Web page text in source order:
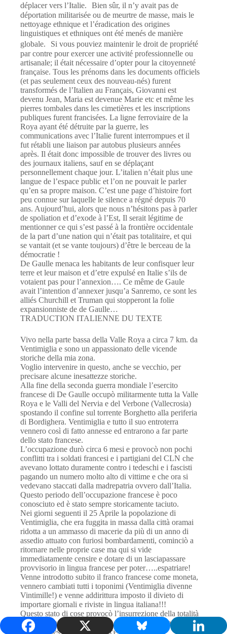
déplacer vers l’Italie. Bien sûr, il n’y avait pas de
déportation militarisée ou de meurtre de masse, mais le
nettoyage ethnique et l’éradication des origines
linguistiques et ethniques ont été menés de manière
globale. Si vous pouviez maintenir le droit de propriété
par contre pour exercer une activité professionnelle ou
artisanale; il était nécessaire d’opter pour la citoyenneté
française. Tous les prénoms dans les documents officiels
(et pas seulement ceux des nouveau-nés) furent
transformés de l’Italien au Français, Giovanni est
devenu Jean, Maria est devenue Marie etc et même les
pierres tombales dans les cimetières et les inscriptions
publiques furent francisées. La ligne ferroviaire de la
Roya ayant été détruite par la guerre, les
communications avec l’Italie furent interrompues et il
fut rétabli une liaison par autobus plusieurs années
après. Il était donc impossible de trouver des livres ou
des journaux italiens, sauf en se déplaçant
personnellement chaque jour. L’italien n’était plus une
langue de l’espace public et l’on ne pouvait le parler
qu’en sa propre maison. C’est une page d’histoire fort
peu connue sur laquelle le silence a régné depuis 70
ans. Aujourd’hui, alors que nous n’hésitons pas à parler
de spoliation et d’exode à l’Est, Il serait légitime de
mentionner ce qui s’est passé à la frontière occidentale
de la part d’une nation qui n’était pas totalitaire, et qui
se vantait (et se vante toujours) d’être le berceau de la
démocratie !
De Gaulle menaca les habitants de leur confisquer leur
terre et leur maison et d’etre expulsé en Italie s’ils de
votaient pas pour l’annexion…. Ce même de Gaule
avait l’intention d’annexer jusqu’a Sanremo, ce sont les
alliés Churchill et Truman qui stopperont la folie
expansionniste de de Gaulle…
TRADUCTION ITALIENNE DU TEXTE
Vivo nella parte bassa della Valle Roya a circa 7 km. da
Ventimiglia e sono un appassionato delle vicende
storiche della mia zona.
Voglio intervenire in questo, anche se vecchio, per
precisare alcune inesattezze storiche.
Alla fine della seconda guerra mondiale l’esercito
francese di De Gaulle occupò militarmente tutta la Valle
Roya e le Valli del Nervia e del Verbone (Vallecrosia)
spostando il confine sul torrente Borghetto alla periferia
di Bordighera. Ventimiglia e tutto il suo entroterra
vennero così di fatto annesse ed entrarono a far parte
dello stato francese.
L’occupazione durò circa 6 mesi e provocò non pochi
conflitti tra i soldati francesi e i partigiani del CLN che
avevano lottato duramente contro i tedeschi e i fascisti
pagando un numero molto alto di vittime e che ora si
vedevano staccati dalla madrepatria ovvero dall’Italia.
Questo periodo dell’occupazione francese è poco
conosciuto ed è stato sempre storicamente taciuto.
Nei giorni seguenti il 25 Aprile la popolazione di
Ventimiglia, che era fuggita in massa dalla città oramai
ridotta a un ammasso di macerie da più di un anno di
assedio attuato con furiosi bombardamenti, cominciò a
ritornare nelle proprie case ma qui si vide
immediatamente censire e dotare di un lasciapassare
provvisorio in lingua francese per poter…..espatriare!
Venne introdotto subito il franco francese come moneta,
vennero cambiati tutti i toponimi (Ventimiglia divenne
Vintimille!) e venne addirittura imposto il divieto di
importare giornali e riviste in lingua italiana!!!
Questo stato di cose provocò l’insurrezione della totalità
dei civili che assolutamente non ne volevano sapere di
essere annessi allo stato francese.